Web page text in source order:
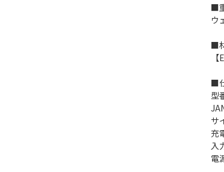
■
ウ
■
■
型
サ
充
入
電